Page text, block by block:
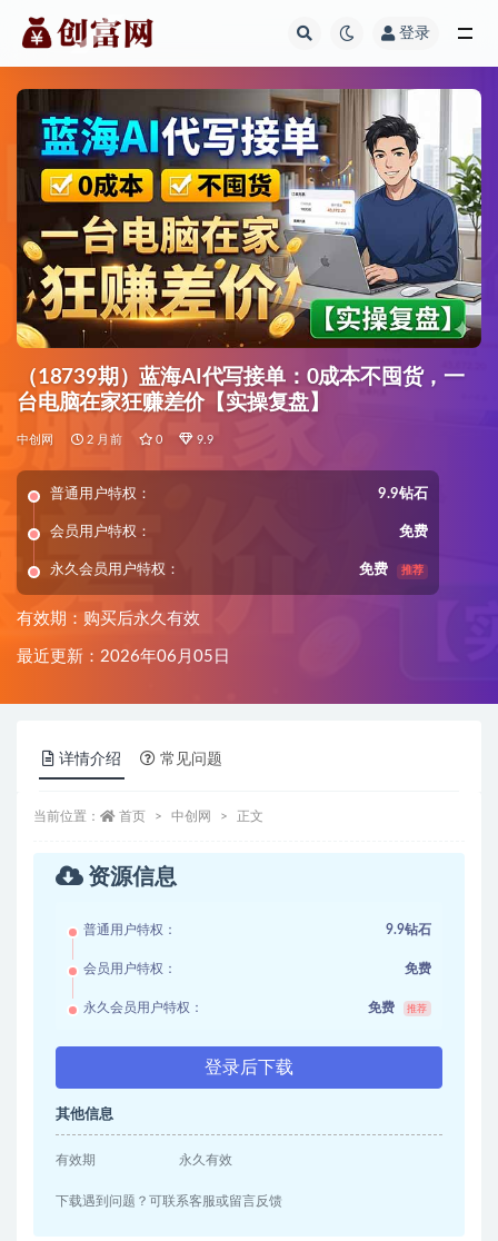
登录
（18739期）蓝海AI代写接单：0成本不囤货，一
台电脑在家狂赚差价【实操复盘】
中创网 2 月前 0 9.9
普通用户特权： 9.9钻石
会员用户特权： 免费
永久会员用户特权： 免费 推荐
有效期：购买后永久有效
最近更新：2026年06月05日
详情介绍 常见问题
当前位置： 首页 中创网 正文
资源信息
普通用户特权： 9.9钻石
会员用户特权： 免费
永久会员用户特权： 免费 推荐
登录后下载
其他信息
有效期 永久有效
下载遇到问题？可联系客服或留言反馈